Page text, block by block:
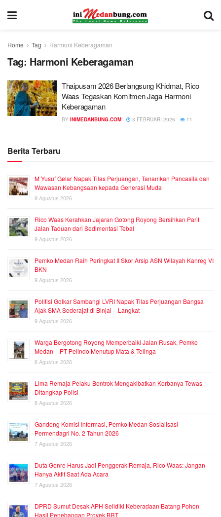
Home Tag Harmoni Keberagaman
Tag: Harmoni Keberagaman
Thaipusam 2026 Berlangsung Khidmat, Rico
Waas Tegaskan Komitmen Jaga Harmoni
Keberagaman
BY INIMEDANBUNG.COM 3 FEBRUARI 2026 11
Berita Terbaru
M Yusuf Gelar Napak Tilas Perjuangan, Tanamkan Pancasila dan
Wawasan Kebangsaan kepada Generasi Muda
9 Agustus 2026
Rico Waas Kerahkan Jajaran Gotong Royong Bersihkan Parit
Jalan Taduan dari Sedimentasi Tebal
9 Agustus 2026
Pemko Medan Raih Peringkat II Skor Arsip ASN Wilayah Kanreg VI
BKN
9 Agustus 2026
Politisi Golkar Sambangi LVRI Napak Tilas Perjuangan Bangsa
Ajak SMA Sederajat di Binjai – Langkat
9 Agustus 2026
Warga Bergotong Royong Memperbaiki Jalan Rusak, Pemko
Medan – PT Pelindo Menutup Mata & Telinga
8 Agustus 2026
Lima Remaja Pelaku Bentrok Mengakibatkan Korbanya Tewas
Ditangkap Polisi
8 Agustus 2026
Gandeng Komisi Informasi, Pemko Medan Sosialisasi
Permendagri No. 2 Tahun 2026
7 Agustus 2026
Duta Genre Harus Jadi Penggerak Remaja, Rico Waas: Jangan
Hanya Aktif Saat Ada Acara
7 Agustus 2026
DPRD Sumut Desak APH Selidiki Keberadaan Batang Pohon
Hasil Penebangan Proyek BRT